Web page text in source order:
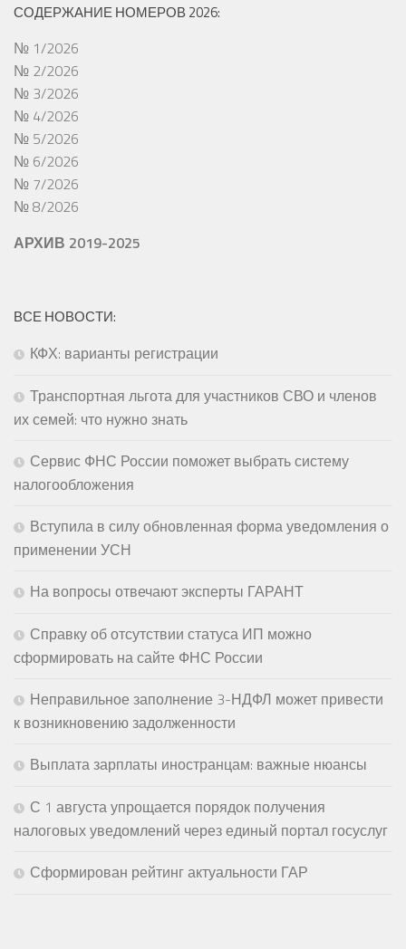
СОДЕРЖАНИЕ НОМЕРОВ 2026:
№ 1/2026
№ 2/2026
№ 3/2026
№ 4/2026
№ 5/2026
№ 6/2026
№ 7/2026
№ 8/2026
АРХИВ 2019-2025
ВСЕ НОВОСТИ:
КФХ: варианты регистрации
Транспортная льгота для участников СВО и членов
их семей: что нужно знать
Сервис ФНС России поможет выбрать систему
налогообложения
Вступила в силу обновленная форма уведомления о
применении УСН
На вопросы отвечают эксперты ГАРАНТ
Справку об отсутствии статуса ИП можно
сформировать на сайте ФНС России
Неправильное заполнение 3-НДФЛ может привести
к возникновению задолженности
Выплата зарплаты иностранцам: важные нюансы
С 1 августа упрощается порядок получения
налоговых уведомлений через единый портал госуслуг
Сформирован рейтинг актуальности ГАР